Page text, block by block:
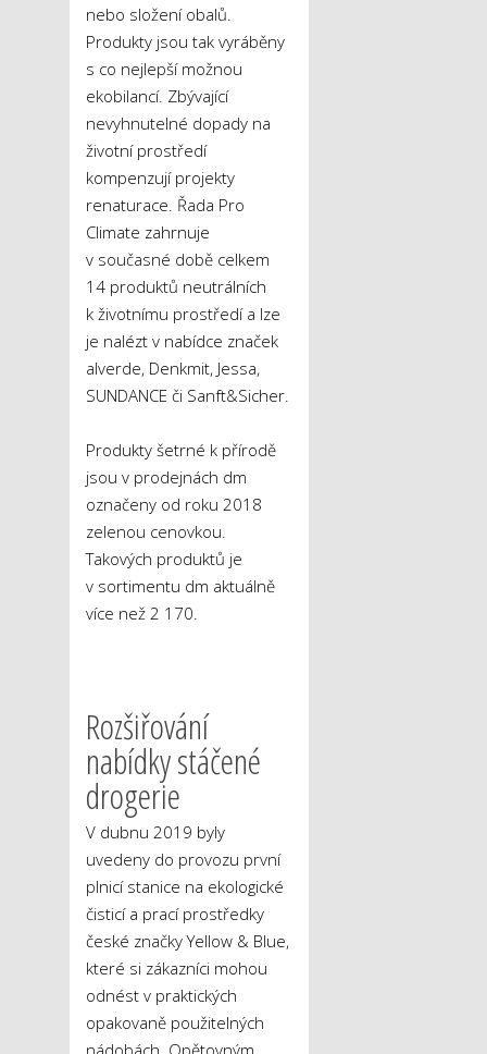
nebo složení obalů.
Produkty jsou tak vyráběny
s co nejlepší možnou
ekobilancí. Zbývající
nevyhnutelné dopady na
životní prostředí
kompenzují projekty
renaturace. Řada Pro
Climate zahrnuje
v současné době celkem
14 produktů neutrálních
k životnímu prostředí a lze
je nalézt v nabídce značek
alverde, Denkmit, Jessa,
SUNDANCE či Sanft&Sicher.
Produkty šetrné k přírodě
jsou v prodejnách dm
označeny od roku 2018
zelenou cenovkou.
Takových produktů je
v sortimentu dm aktuálně
více než 2 170.
Rozšiřování
nabídky stáčené
drogerie
V dubnu 2019 byly
uvedeny do provozu první
plnicí stanice na ekologické
čisticí a prací prostředky
české značky Yellow & Blue,
které si zákazníci mohou
odnést v praktických
opakovaně použitelných